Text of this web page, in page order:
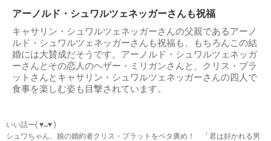
アーノルド・シュワルツェネッガーさんも祝福
キャサリン・シュワルツェネッガーさんの父親であるアーノ
ルド・シュワルツェネッガーさんも祝福も、もちろんこの結
婚には大賛成だそうです。アーノルド・シュワルツェネッガ
ーさんとその恋人のヘザー・ミリガンさんと、クリス・プラ
ットさんとキャサリン・シュワルツェネッガーさんの四人で
食事を楽しむ姿も目撃されています。
いい話ー( ♥︎ᴗ♥︎ )
シュワちゃん、娘の婚約者クリス・プラットをベタ褒め！ 「君は好かれる男